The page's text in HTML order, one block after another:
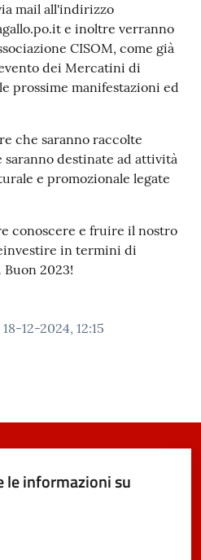
mail all'indirizzo
e inoltre verranno
CISOM, come già
dei Mercatini di
prossime manifestazioni ed
che saranno raccolte
destinate ad attività
e promozionale legate
conoscere e fruire il nostro
in termini di
2023!
18-12-2024, 12:15
le informazioni su